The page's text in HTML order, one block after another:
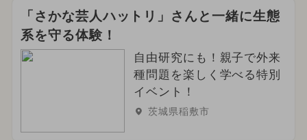
「さかな芸人ハットリ」さんと一緒に生態
系を守る体験！
自由研究にも！親子で外来
種問題を楽しく学べる特別
イベント！
茨城県稲敷市